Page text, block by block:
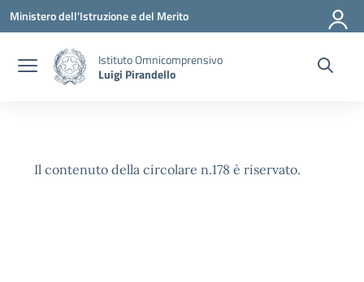
Vai ai contenuti
Vai al menu di navigazione
Vai al footer
Ministero dell'Istruzione e del Merito
Istituto Omnicomprensivo
Luigi Pirandello
Il contenuto della circolare n.178 è riservato.